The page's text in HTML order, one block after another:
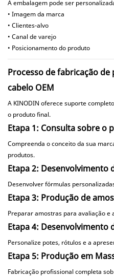
A embalagem pode ser
• Imagem da marca
• Clientes-alvo
• Canal de varejo
• Posicionamento do produto
Processo de fabricação de
cabelo OEM
A KINODIN oferece suporte
o produto final.
Etapa 1: Consulta sobre o
Compreenda o conceito da sua
produtos.
Etapa 2: Desenvolvimento
Desenvolver fórmulas
Etapa 3: Produção de
Preparar amostras para avaliação e
Etapa 4: Desenvolvimento
Personalize potes, rótulos e a
Etapa 5: Produção em
Fabricação profissional completa